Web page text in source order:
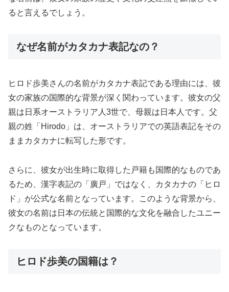
ると言えるでしょう。
なぜ名前がカタカナ表記なの？
ヒロド歩美さんの名前がカタカナ表記である理由には、彼
女の家族の国際的な背景が深く関わっています。彼女の父
親は日系オーストラリア人3世で、母親は日本人です。父
親の姓「Hirodo」は、オーストラリアでの英語表記をその
ままカタカナに転写した形です。
さらに、彼女が出生時に取得した戸籍も国際的なものであ
るため、漢字表記の「廣戸」ではなく、カタカナの「ヒロ
ド」が公式な名前となっています。このような背景から、
彼女の名前は日本の伝統と国際的な文化を融合したユニー
クなものとなっています。
ヒロド歩美の国籍は？